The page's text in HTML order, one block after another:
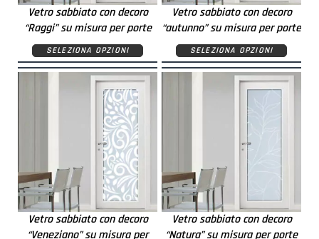
Vetro sabbiato con decoro
“Raggi” su misura per porte
SELEZIONA OPZIONI
Vetro sabbiato con decoro
“autunno” su misura per porte
SELEZIONA OPZIONI
Vetro sabbiato con decoro
“Veneziano” su misura per
Vetro sabbiato con decoro
“Natura” su misura per porte